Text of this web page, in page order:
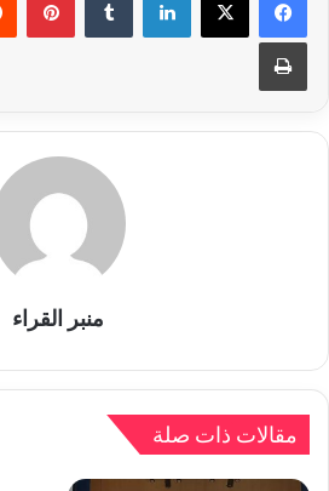
طباعة
منبر القراء
مقالات ذات صلة